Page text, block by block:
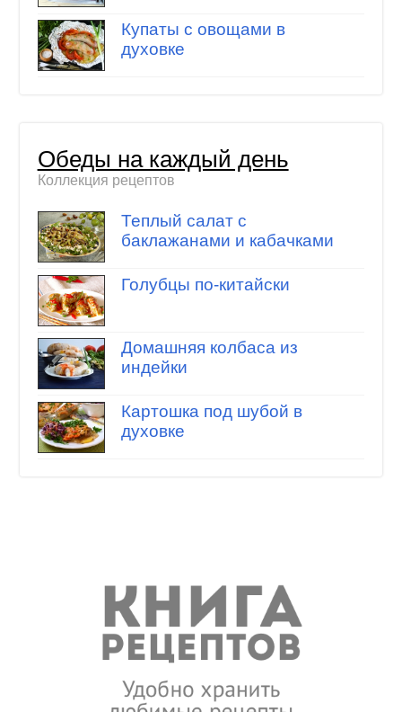
Купаты с овощами в
духовке
Обеды на каждый день
Коллекция рецептов
Теплый салат с
баклажанами и кабачками
Голубцы по-китайски
Домашняя колбаса из
индейки
Картошка под шубой в
духовке